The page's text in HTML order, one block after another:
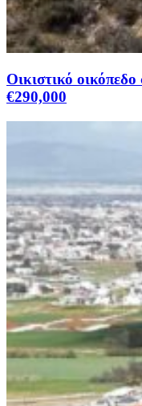
Οικιστικό
€290,000